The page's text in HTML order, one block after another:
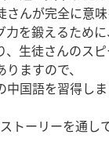
んが完全に意
を鍛えるため
生徒さんのス
ますので、
国語を習得しま
トーリーを通し